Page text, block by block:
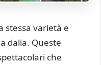
stessa varietà e
dalia. Queste
che